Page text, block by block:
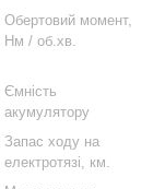
Обертовий момент,
Нм / об.хв.
Ємність
акумулятору
Запас ходу на
електротязі, км.